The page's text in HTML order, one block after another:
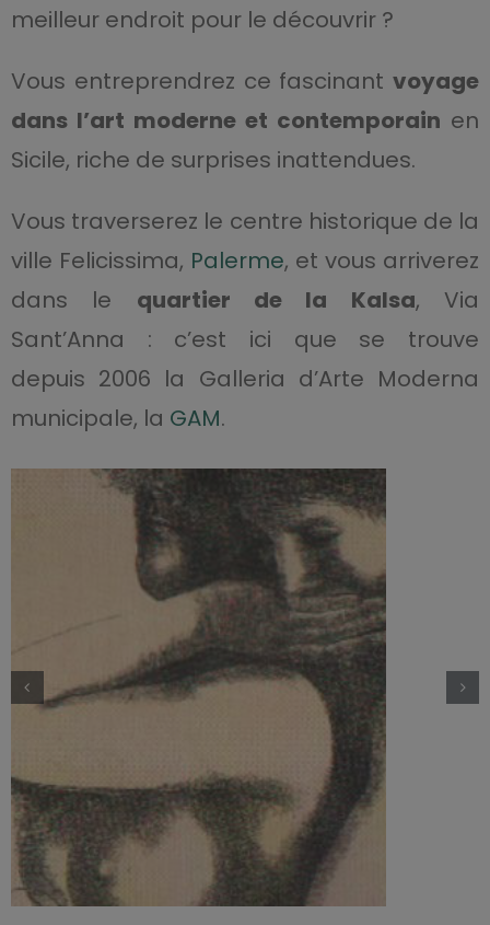
meilleur endroit pour le découvrir ?
Vous entreprendrez ce fascinantvoyage
dans l’art moderne et contemporain en
Sicile, riche de surprises inattendues.
Vous traverserez le centre historique de la
ville Felicissima, Palerme, et vous arriverez
dans le quartier de la Kalsa, Via
Sant’Anna : c’est ici que se trouve
depuis 2006 la Galleria d’Arte Moderna
municipale, la GAM.